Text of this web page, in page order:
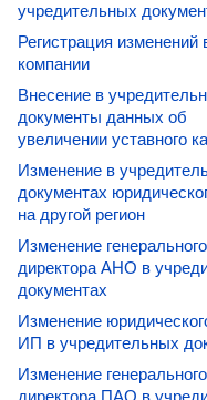
учредительных
Регистрация изменений
компании
Внесение в
документы данных об
увеличении уставного
Изменение в
документах
на другой регион
Изменение генерального
директора АНО в
документах
Изменение
ИП в учредительных
Изменение генерального
директора ПАО в